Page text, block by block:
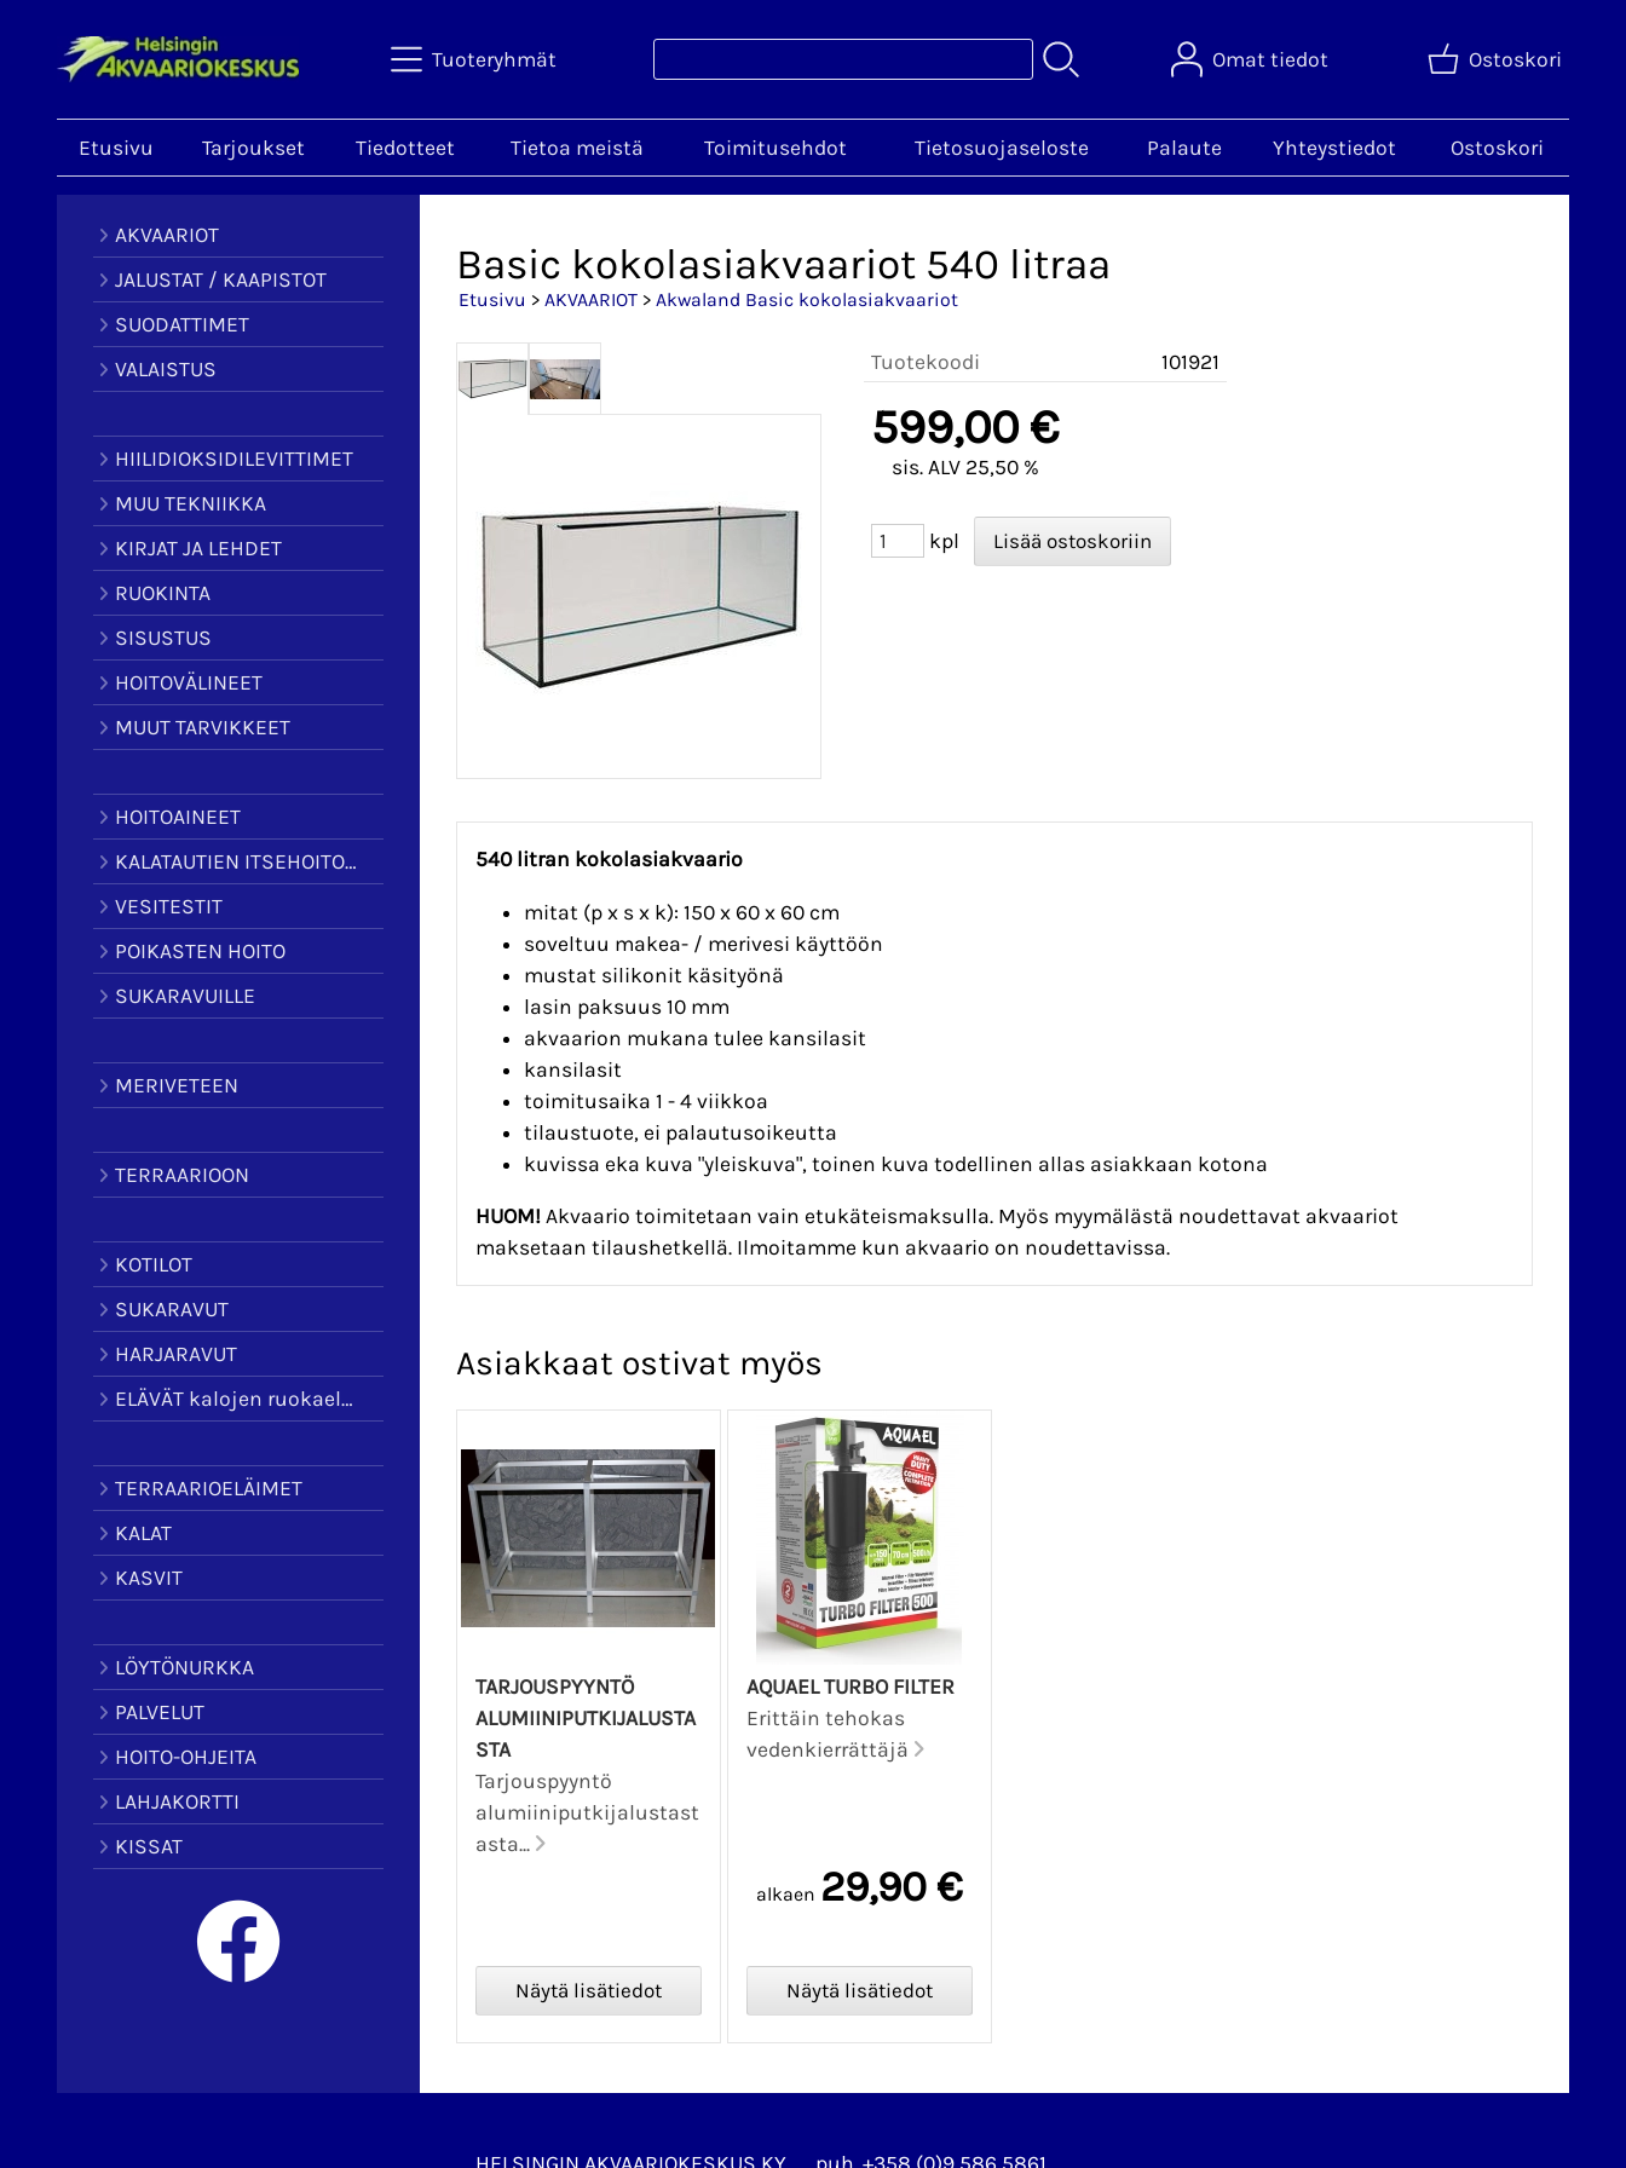
Tuoteryhmät Omat tiedot Ostoskori
Etusivu Tarjoukset Tiedotteet Tietoa meistä Toimitusehdot Tietosuojaseloste Palaute Yhteystiedot Ostoskori
AKVAARIOT
JALUSTAT / KAAPISTOT
SUODATTIMET
VALAISTUS
HIILIDIOKSIDILEVITTIMET
MUU TEKNIIKKA
KIRJAT JA LEHDET
RUOKINTA
SISUSTUS
HOITOVÄLINEET
MUUT TARVIKKEET
HOITOAINEET
KALATAUTIEN ITSEHOITOAINEET
VESITESTIT
POIKASTEN HOITO
SUKARAVUILLE
MERIVETEEN
TERRAARIOON
KOTILOT
SUKARAVUT
HARJARAVUT
ELÄVÄT kalojen ruokaeläimet
TERRAARIOELÄIMET
KALAT
KASVIT
LÖYTÖNURKKA
PALVELUT
HOITO-OHJEITA
LAHJAKORTTI
KISSAT
Basic kokolasiakvaariot 540 litraa
Etusivu > AKVAARIOT > Akwaland Basic kokolasiakvaariot
Tuotekoodi 101921
599,00 €
sis. ALV 25,50 %
kpl
540 litran kokolasiakvaario
mitat (p x s x k): 150 x 60 x 60 cm
soveltuu makea- / merivesi käyttöön
mustat silikonit käsityönä
lasin paksuus 10 mm
akvaarion mukana tulee kansilasit
kansilasit
toimitusaika 1 - 4 viikkoa
tilaustuote, ei palautusoikeutta
kuvissa eka kuva "yleiskuva", toinen kuva todellinen allas asiakkaan kotona
HUOM! Akvaario toimitetaan vain etukäteismaksulla. Myös myymälästä noudettavat akvaariot
maksetaan tilaushetkellä. Ilmoitamme kun akvaario on noudettavissa.
Asiakkaat ostivat myös
TARJOUSPYYNTÖ
ALUMIINIPUTKIJALUSTA
STA
Tarjouspyyntö
alumiiniputkijalustast
asta...
AQUAEL TURBO FILTER
Erittäin tehokas
vedenkierrättäjä
alkaen 29,90 €
HELSINGIN AKVAARIOKESKUS KY puh. +358 (0)9 586 5861